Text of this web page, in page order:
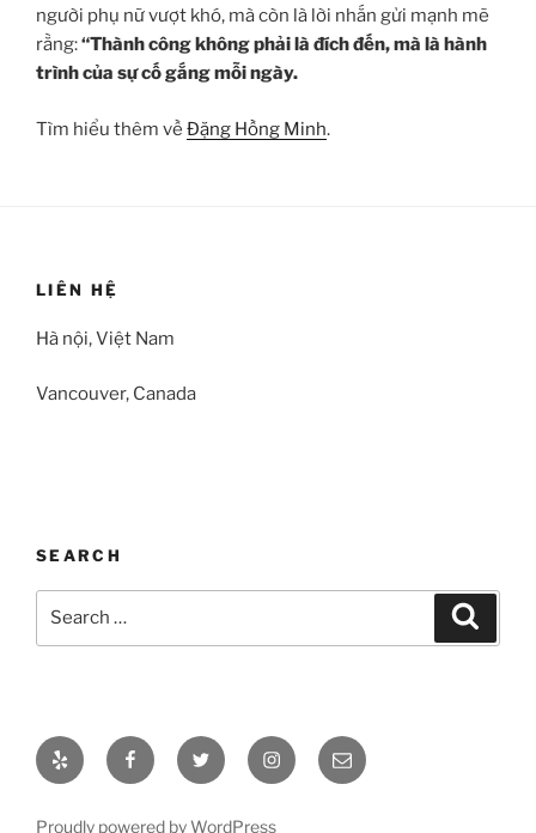
người phụ nữ vượt khó, mà còn là lời nhắn gửi mạnh mẽ
rằng:“Thành công không phải là đích đến, mà là hành
trình của sự cố gắng mỗi ngày.
Tìm hiểu thêm về Đặng Hồng Minh.
LIÊN HỆ
Hà nội, Việt Nam
Vancouver, Canada
SEARCH
Yelp FacebookTwitter InstagramEmail
Proudly powered by WordPress